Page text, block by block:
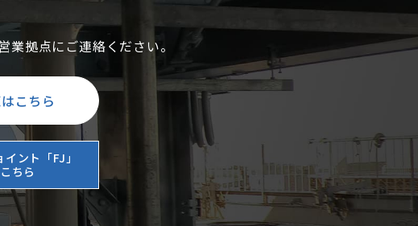
拠点にご連絡ください。
こちら
ント「FJ」
ちら